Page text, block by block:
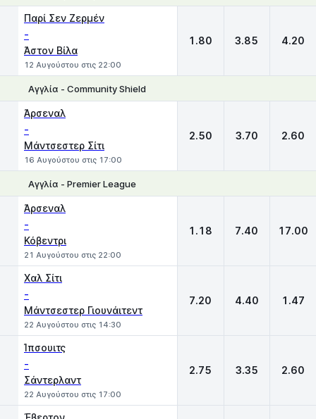
Παρί Σεν Ζερμέν
-
Άστον Βίλα
12 Αυγούστου στις 22:00
1.80 3.85 4.20
Αγγλία - Community Shield
Άρσεναλ
-
Μάντσεστερ Σίτι
16 Αυγούστου στις 17:00
2.50 3.70 2.60
Αγγλία - Premier League
Άρσεναλ
-
Κόβεντρι
21 Αυγούστου στις 22:00
1.18 7.40 17.00
Χαλ Σίτι
-
Μάντσεστερ Γιουνάιτεντ
22 Αυγούστου στις 14:30
7.20 4.40 1.47
Ίπσουιτς
-
Σάντερλαντ
22 Αυγούστου στις 17:00
2.75 3.35 2.60